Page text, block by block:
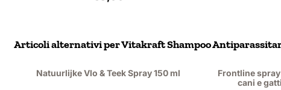
Articoli alternativi perVitakraft Shampoo
Natuurlijke Vlo & Teek Spray 150 ml
Frontline
cani e